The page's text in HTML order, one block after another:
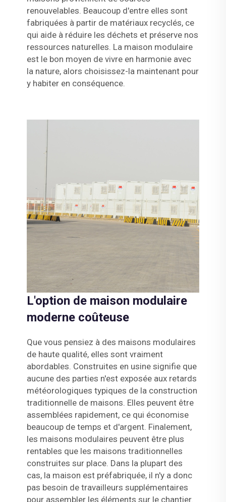
renouvelables. Beaucoup d'entre elles sont
fabriquées à partir de matériaux recyclés, ce
qui aide à réduire les déchets et préserve nos
ressources naturelles. La maison modulaire
est le bon moyen de vivre en harmonie avec
la nature, alors choisissez-la maintenant pour
y habiter en conséquence.
L'option de maison modulaire
moderne coûteuse
Que vous pensiez à des maisons modulaires
de haute qualité, elles sont vraiment
abordables. Construites en usine signifie que
aucune des parties n'est exposée aux retards
météorologiques typiques de la construction
traditionnelle de maisons. Elles peuvent être
assemblées rapidement, ce qui économise
beaucoup de temps et d'argent. Finalement,
les maisons modulaires peuvent être plus
rentables que les maisons traditionnelles
construites sur place. Dans la plupart des
cas, la maison est préfabriquée, il n'y a donc
pas besoin de travailleurs supplémentaires
pour assembler les éléments sur le chantier.